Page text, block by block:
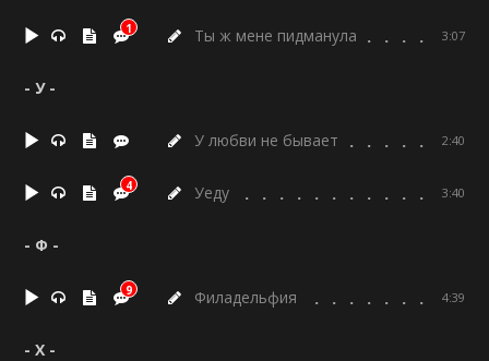
1 Ты ж мене пидманула 3:07
- У -
У любви не бывает 2:40
4 Уеду 3:40
- Ф -
9 Филадельфия 4:39
- Х -